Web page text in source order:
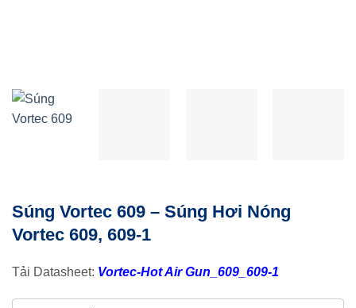
Súng Vortec 609 – Súng Hơi Nóng
Vortec 609, 609-1
Tải Datasheet: Vortec-Hot Air Gun_609_609-1